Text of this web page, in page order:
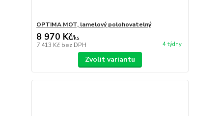
OPTIMA MOT, lamelový polohovatelný
8 970 Kč/ks
7 413 Kč bez DPH 4 týdny
Zvolit variantu